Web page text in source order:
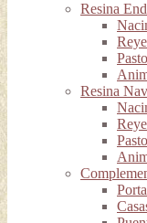
Resina
Resina